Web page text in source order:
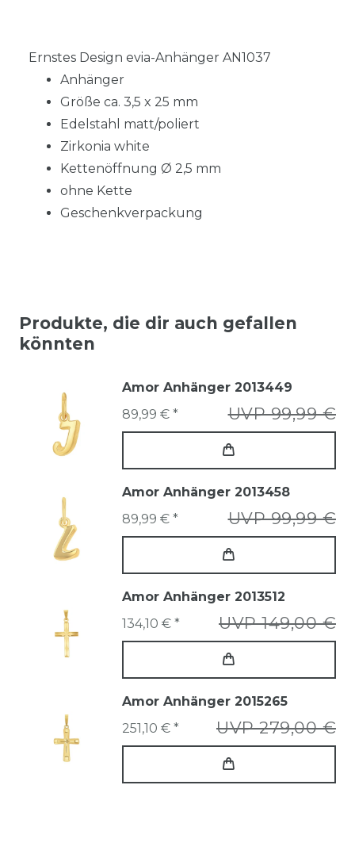
Ernstes Design evia-Anhänger AN1037
Anhänger
Größe ca. 3,5 x 25 mm
Edelstahl matt/poliert
Zirkonia white
Kettenöffnung Ø 2,5 mm
ohne Kette
Geschenkverpackung
Produkte, die dir auch gefallen
könnten
Amor Anhänger 2013449
UVP 99,99 €
89,99 € *
Amor Anhänger 2013458
UVP 99,99 €
89,99 € *
Amor Anhänger 2013512
UVP 149,00 €
134,10 € *
Amor Anhänger 2015265
UVP 279,00 €
251,10 € *